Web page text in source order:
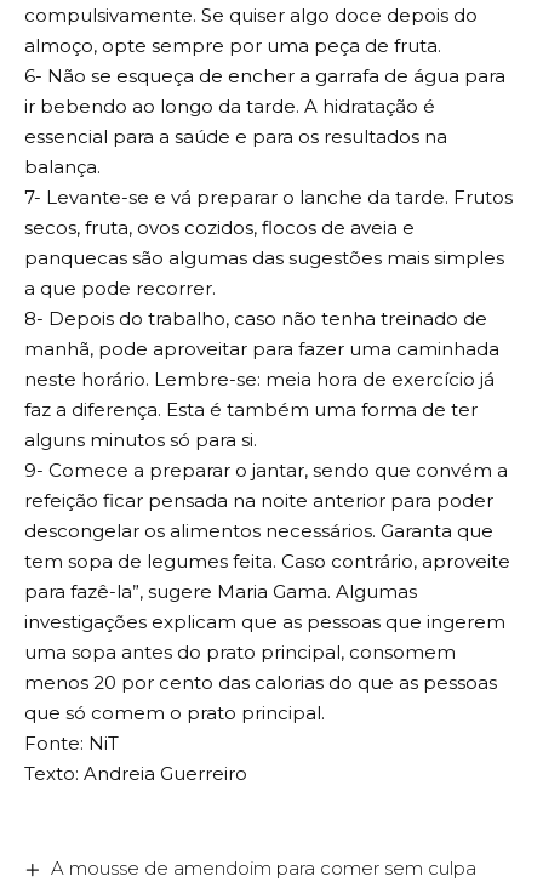
compulsivamente. Se quiser algo doce depois do
almoço, opte sempre por uma peça de fruta.
6- Não se esqueça de encher a garrafa de água para
ir bebendo ao longo da tarde. A hidratação é
essencial para a saúde e para os resultados na
balança.
7- Levante-se e vá preparar o lanche da tarde. Frutos
secos, fruta, ovos cozidos, flocos de aveia e
panquecas são algumas das sugestões mais simples
a que pode recorrer.
8- Depois do trabalho, caso não tenha treinado de
manhã, pode aproveitar para fazer uma caminhada
neste horário. Lembre-se: meia hora de exercício já
faz a diferença. Esta é também uma forma de ter
alguns minutos só para si.
9- Comece a preparar o jantar, sendo que convém a
refeição ficar pensada na noite anterior para poder
descongelar os alimentos necessários. Garanta que
tem sopa de legumes feita. Caso contrário, aproveite
para fazê-la”, sugere Maria Gama. Algumas
investigações explicam que as pessoas que ingerem
uma sopa antes do prato principal, consomem
menos 20 por cento das calorias do que as pessoas
que só comem o prato principal.
Fonte: NiT
Texto: Andreia Guerreiro
A mousse de amendoim para comer sem culpa